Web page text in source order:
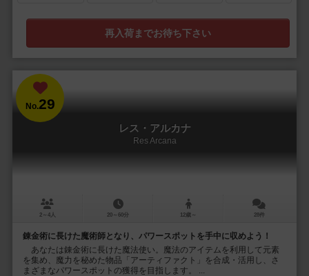
再入荷までお待ち下さい
No.29
レス・アルカナ
Res Arcana
2～4人 20～60分 12歳～ 28件
錬金術に長けた魔術師となり、パワースポットを手中に収めよう！
あなたは錬金術に長けた魔法使い。魔法のアイテムを利用して元素
を集め、魔力を秘めた物品「アーティファクト」を合成・活用し、さ
まざまなパワースポットの獲得を目指します。 ...